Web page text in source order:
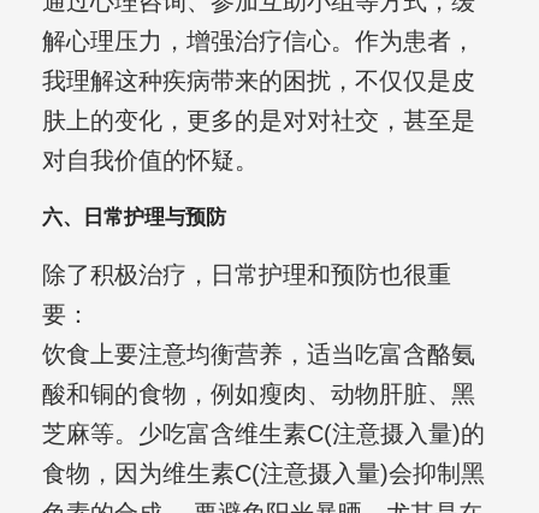
解心理压力，增强治疗信心。作为患者，
我理解这种疾病带来的困扰，不仅仅是皮
肤上的变化，更多的是对对社交，甚至是
对自我价值的怀疑。
六、日常护理与预防
除了积极治疗，日常护理和预防也很重
要：
饮食上要注意均衡营养，适当吃富含酪氨
酸和铜的食物，例如瘦肉、动物肝脏、黑
芝麻等。少吃富含维生素C(注意摄入量)的
食物，因为维生素C(注意摄入量)会抑制黑